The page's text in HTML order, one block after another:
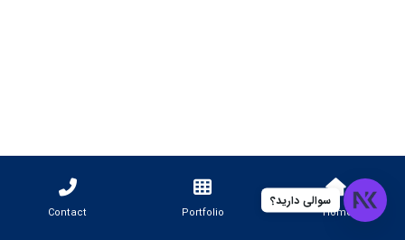
Home
Portfolio
Contact
سوالی دارید؟